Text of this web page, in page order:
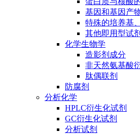
基因和基因产
特殊的培养基
其他即用型试剂
化学生物学
造影剂成分
非天然氨基酸
肽偶联剂
防腐剂
分析化学
HPLC衍生化试剂
GC衍生化试剂
分析试剂